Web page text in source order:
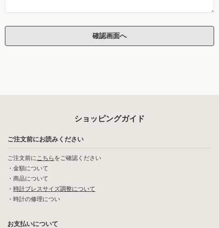
ショッピングガイド
ご注文前にお読みください
ご注文前にこちら をご確認ください
・ 金額について
・ 商品について
・ 時計ブレスサイズ調整について
・ 時計の修理につい
お支払いについて